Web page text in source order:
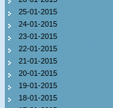
25-01-2015
24-01-2015
23-01-2015
22-01-2015
21-01-2015
20-01-2015
19-01-2015
18-01-2015